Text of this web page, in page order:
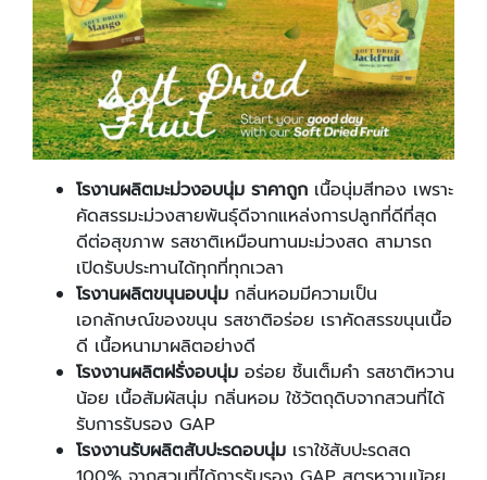
โรงานผลิตมะม่วงอบนุ่ม ราคาถูก เนื้อนุ่มสีทอง เพราะ
คัดสรรมะม่วงสายพันธุ์ดีจากแหล่งการปลูกที่ดีที่สุด
ดีต่อสุขภาพ รสชาติเหมือนทานมะม่วงสด สามารถ
เปิดรับประทานได้ทุกที่ทุกเวลา
โรงานผลิตขนุนอบนุ่ม กลิ่นหอมมีความเป็น
เอกลักษณ์ของขนุน รสชาติอร่อย เราคัดสรรขนุนเนื้อ
ดี เนื้อหนามาผลิตอย่างดี
โรงงานผลิตฝรั่งอบนุ่ม อร่อย ชิ้นเต็มคำ รสชาติหวาน
น้อย เนื้อสัมผัสนุ่ม กลิ่นหอม ใช้วัตถุดิบจากสวนที่ได้
รับการรับรอง GAP
โรงงานรับผลิตสับปะรดอบนุ่ม เราใช้สับปะรดสด